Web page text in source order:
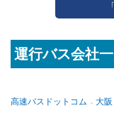
運行バス会社
高速バスドットコム 大阪